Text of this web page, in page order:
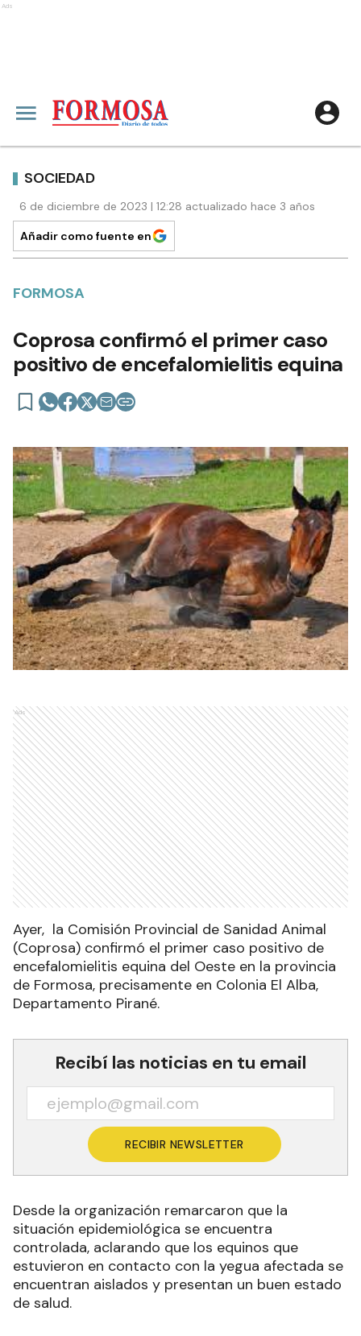
Ads
SOCIEDAD
6 de diciembre de 2023 | 12:28 actualizado hace 3 años
Añadir como fuente en
FORMOSA
Coprosa confirmó el primer caso
positivo de encefalomielitis equina
Ads
Ayer, la Comisión Provincial de Sanidad Animal
(Coprosa) confirmó el primer caso positivo de
encefalomielitis equina del Oeste en la provincia
de Formosa, precisamente en Colonia El Alba,
Departamento Pirané.
Recibí las noticias en tu email
RECIBIR NEWSLETTER
Desde la organización remarcaron que la
situación epidemiológica se encuentra
controlada, aclarando que los equinos que
estuvieron en contacto con la yegua afectada se
encuentran aislados y presentan un buen estado
de salud.